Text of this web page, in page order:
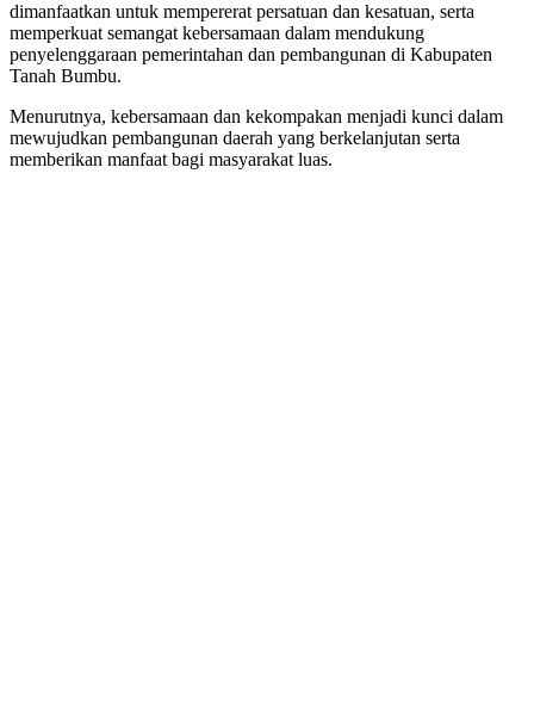
dimanfaatkan untuk mempererat persatuan dan kesatuan, serta
memperkuat semangat kebersamaan dalam mendukung
penyelenggaraan pemerintahan dan pembangunan di Kabupaten
Tanah Bumbu.
Menurutnya, kebersamaan dan kekompakan menjadi kunci dalam
mewujudkan pembangunan daerah yang berkelanjutan serta
memberikan manfaat bagi masyarakat luas.